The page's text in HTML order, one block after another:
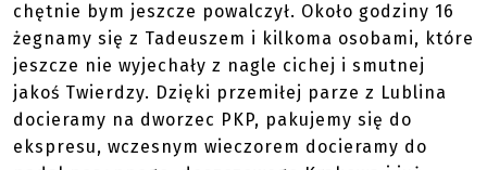
chętnie bym jeszcze powalczył. Około godziny 16
żegnamy się z Tadeuszem i kilkoma osobami, które
jeszcze nie wyjechały z nagle cichej i smutnej
jakoś Twierdzy. Dzięki przemiłej parze z Lublina
docieramy na dworzec PKP, pakujemy się do
ekspresu, wczesnym wieczorem docieramy do